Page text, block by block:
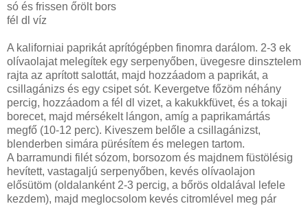
só és frissen őrölt bors
fél dl víz
A kaliforniai paprikát aprítógépben finomra darálom. 2-3 ek
olívaolajat melegítek egy serpenyőben, üvegesre dinsztelem
rajta az aprított salottát, majd hozzáadom a paprikát, a
csillagánizs és egy csipet sót. Kevergetve főzöm néhány
percig, hozzáadom a fél dl vizet, a kakukkfüvet, és a tokaji
borecet, majd mérsékelt lángon, amíg a paprikamártás
megfő (10-12 perc). Kiveszem belőle a csillagánizst,
blenderben simára pürésítem és melegen tartom.
A barramundi filét sózom, borsozom és majdnem füstölésig
hevített, vastagaljú serpenyőben, kevés olívaolajon
elősütöm (oldalanként 2-3 percig, a bőrös oldalával lefele
kezdem), majd meglocsolom kevés citromlével meg pár